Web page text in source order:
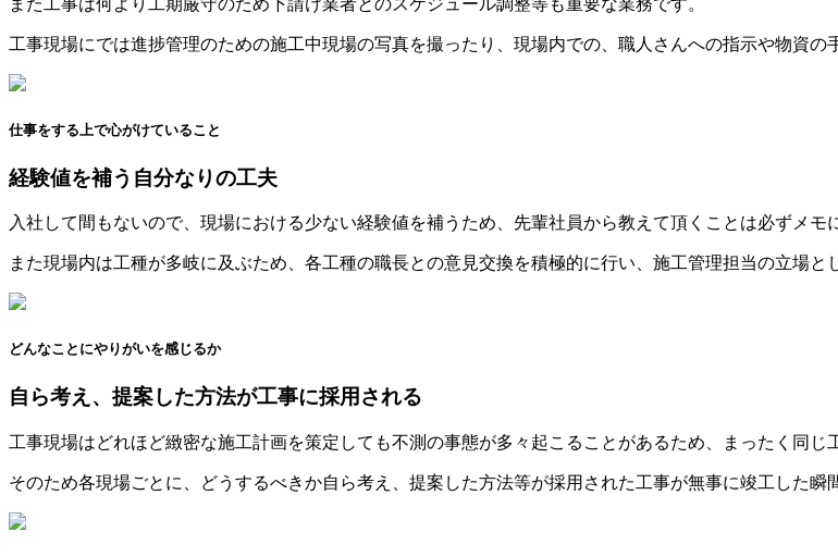
また工事は何より工期厳守のため下請け業者とのスケジュール調整等も重要な業務です。
工事現場にでは進捗管理のための施工中現場の写真を撮ったり、現場内での、職人さんへの指示や物資の
仕事をする上で心がけていること
経験値を補う自分なりの工夫
入社して間もないので、現場における少ない経験値を補うため、先輩社員から教えて頂くことは必ずメモ
また現場内は工種が多岐に及ぶため、各工種の職長との意見交換を積極的に行い、施工管理担当の立場と
どんなことにやりがいを感じるか
自ら考え、提案した方法が工事に採用される
工事現場はどれほど緻密な施工計画を策定しても不測の事態が多々起こることがあるため、まったく同じ
そのため各現場ごとに、どうするべきか自ら考え、提案した方法等が採用された工事が無事に竣工した瞬